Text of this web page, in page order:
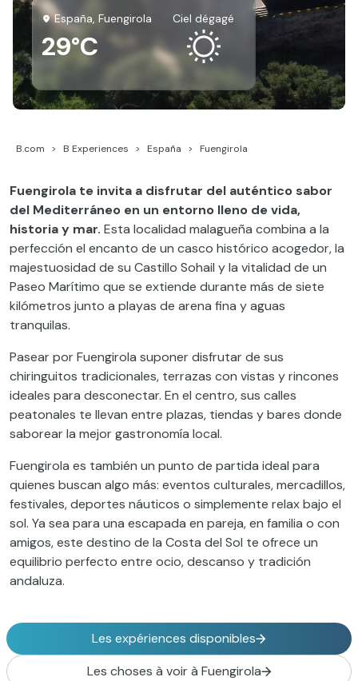
España, Fuengirola
29°C
ciel dégagé
B.com B Experiences España Fuengirola
Fuengirola te invita a disfrutar del auténtico sabor
del Mediterráneo en un entorno lleno de vida,
historia y mar. Esta localidad malagueña combina a la
perfección el encanto de un casco histórico acogedor, la
majestuosidad de su Castillo Sohail y la vitalidad de un
Paseo Marítimo que se extiende durante más de siete
kilómetros junto a playas de arena fina y aguas
tranquilas.
Pasear por Fuengirola suponer disfrutar de sus
chiringuitos tradicionales, terrazas con vistas y rincones
ideales para desconectar. En el centro, sus calles
peatonales te llevan entre plazas, tiendas y bares donde
saborear la mejor gastronomía local.
Fuengirola es también un punto de partida ideal para
quienes buscan algo más: eventos culturales, mercadillos,
festivales, deportes náuticos o simplemente relax bajo el
sol. Ya sea para una escapada en pareja, en familia o con
amigos, este destino de la Costa del Sol te ofrece un
equilibrio perfecto entre ocio, descanso y tradición
andaluza.
Les expériences disponibles
Les choses à voir à Fuengirola